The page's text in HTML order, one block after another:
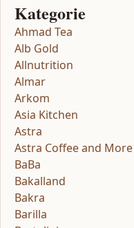
Kategorie
Ahmad Tea
Alb Gold
Allnutrition
Almar
Arkom
Asia Kitchen
Astra
Astra Coffee and More
BaBa
Bakalland
Bakra
Barilla